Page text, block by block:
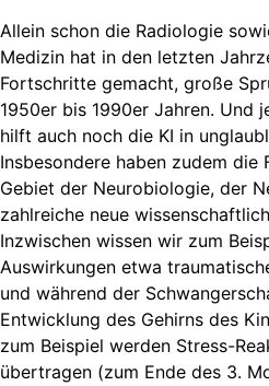
Allein schon die Radiologie
Medizin hat in den letzten
Fortschritte gemacht, große
1950er bis 1990er Jahren. Und
hilft auch noch die KI in
Insbesondere haben zudem die
Gebiet der Neurobiologie, der
zahlreiche neue
Inzwischen wissen wir zum
Auswirkungen etwa
und während der
Entwicklung des Gehirns des
zum Beispiel werden Stress-
übertragen (zum Ende des 3.